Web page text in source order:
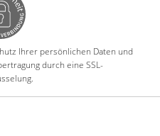
Ihrer persönlichen Daten und
durch eine SSL-